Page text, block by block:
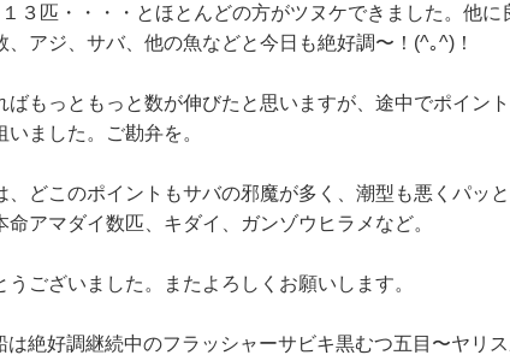
３匹・・・・とほとんどの方がツヌケできました。他に
、アジ、サバ、他の魚などと今日も絶好調〜！(^｡^)！
ばもっともっと数が伸びたと思いますが、途中でポイン
ました。ご勘弁を。
、どこのポイントもサバの邪魔が多く、潮型も悪くパッ
アマダイ数匹、キダイ、ガンゾウヒラメなど。
ございました。またよろしくお願いします。
は絶好調継続中のフラッシャーサビキ黒むつ五目〜ヤリ